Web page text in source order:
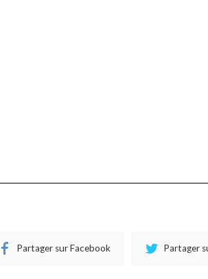
Partager sur Facebook Partager